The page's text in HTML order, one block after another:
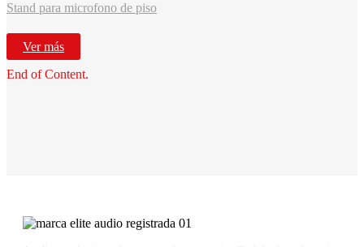
Stand para microfono de piso
Ver más
End of Content.